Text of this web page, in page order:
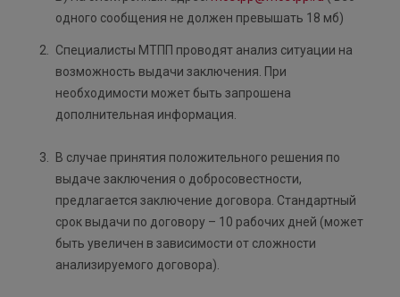
одного сообщения не должен превышать 18 мб)
Специалисты МТПП проводят анализ ситуации на
возможность выдачи заключения. При
необходимости может быть запрошена
дополнительная информация.
В случае принятия положительного решения по
выдаче заключения о добросовестности,
предлагается заключение договора. Стандартный
срок выдачи по договору – 10 рабочих дней (может
быть увеличен в зависимости от сложности
анализируемого договора).